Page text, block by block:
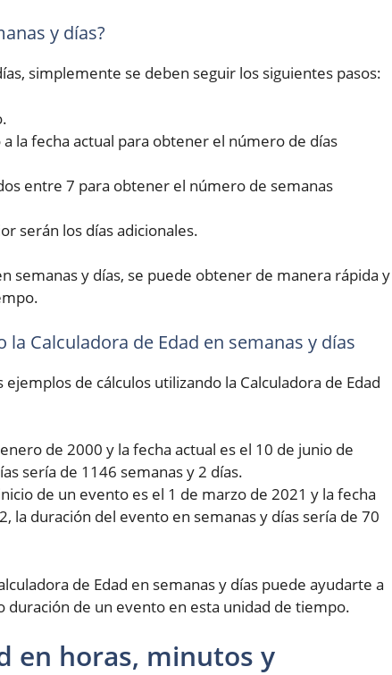
y días?
simplemente se deben seguir los siguientes pasos:
la fecha actual para obtener el número de días
entre 7 para obtener el número de semanas
serán los días adicionales.
semanas y días, se puede obtener de manera rápida y
Calculadora de Edad en semanas y días
de cálculos utilizando la Calculadora de Edad
de 2000 y la fecha actual es el 10 de junio de
sería de 1146 semanas y 2 días.
de un evento es el 1 de marzo de 2021 y la fecha
la duración del evento en semanas y días sería de 70
de Edad en semanas y días puede ayudarte a
duración de un evento en esta unidad de tiempo.
en horas, minutos y